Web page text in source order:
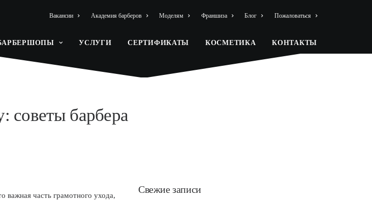
Вакансии Академия барберов Моделям Франшиза Блог Пожаловаться
УСЛУГИ СЕРТИФИКАТЫ КОСМЕТИКА КОНТАКТЫ
советы барбера
важная часть грамотного ухода,
Свежие записи